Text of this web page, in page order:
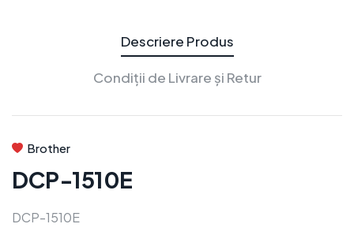
Descriere Produs
Condiții de Livrare și Retur
Brother
DCP-1510E
DCP-1510E